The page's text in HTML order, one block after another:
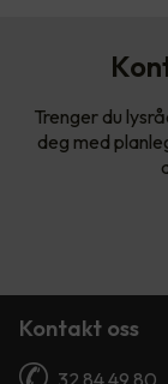
Trenger du
deg med
Kontakt oss
32 84 49 80